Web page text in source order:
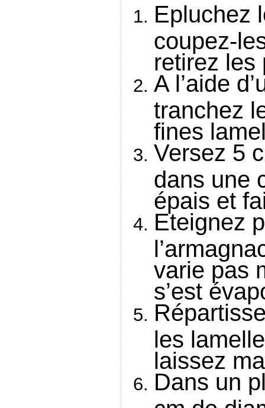
Epluchez
coupez-
retirez les
A l’aide
tranchez
fines
Versez 5
dans une
épais et
Eteignez
varie pas
s’est
les
laissez
Dans un